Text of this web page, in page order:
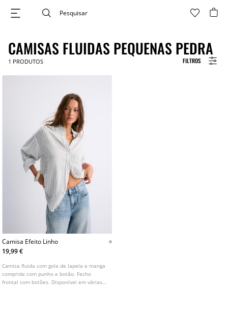
FILTROS
CAMISAS FLUIDAS PEQUENAS PEDRA
1 PRODUTOS
Camisa Efeito Linho
19,99 €
Camisa fluida com gola de lapela e manga
comprida com punho e botão. Fecho
frontal com botões. Disponível em várias